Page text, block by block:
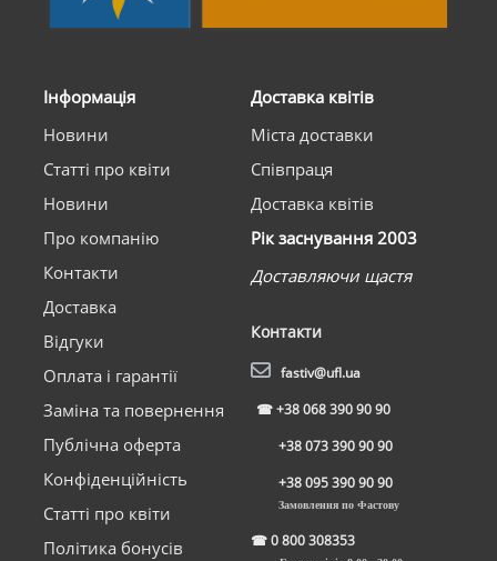
Інформація
Новини
Статті про квіти
Новини
Про компанію
Контакти
Доставка
Відгуки
Оплата і гарантії
Заміна та повернення
Публічна оферта
Конфіденційність
Статті про квіти
Політика бонусів
Доставка квітів
Міста доставки
Співпраця
Доставка квітів
Рік заснування 2003
Доставляючи щастя
Контакти
fastiv@ufl.ua
☎+38 068 390 90 90
+38 073 390 90 90
+38 095 390 90 90
Замовлення по Фастову
☎0 800 308353